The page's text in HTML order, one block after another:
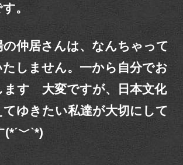
。
の仲居さんは、なんちゃって
しません。一から自分でお
ます 大変ですが、日本文化
てゆきたい私達が大切にして